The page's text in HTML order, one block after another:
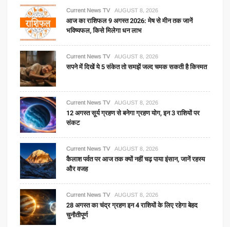
Current News TV AUGUST 8, 2026
आज का राशिफल 9 अगस्त 2026: मेष से मीन तक जानें
भविष्यफल, किसे मिलेगा धन लाभ
Current News TV AUGUST 8, 2026
सपने में दिखें ये 5 संकेत तो समझें जल्द चमक सकती है किस्मत
Current News TV AUGUST 8, 2026
12 अगस्त सूर्य ग्रहण से बनेगा ग्रहण योग, इन 3 राशियों पर
संकट
Current News TV AUGUST 8, 2026
कैलाश पर्वत पर आज तक क्यों नहीं चढ़ पाया इंसान, जानें रहस्य
और वजह
Current News TV AUGUST 8, 2026
28 अगस्त का चंद्र ग्रहण इन 4 राशियों के लिए रहेगा बेहद
चुनौतीपूर्ण